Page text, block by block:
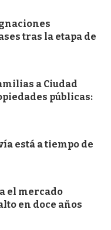
tras la etapa de
a Ciudad
públicas:
está a tiempo de
el mercado
en doce años